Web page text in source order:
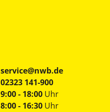
service@nwb.de
02323 141-900
9:00 - 18:00 Uhr
8:00 - 16:30 Uhr